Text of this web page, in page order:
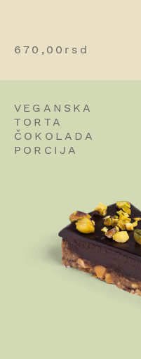
670,00 rsd
VEGANSKA
TORTA
ČOKOLADA
PORCIJA